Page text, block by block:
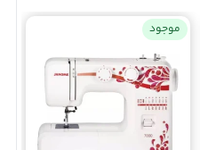
موجود